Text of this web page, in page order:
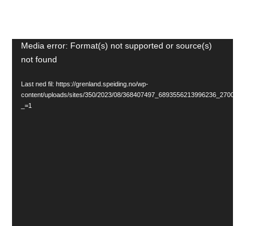
Videoavspiller
Media error: Format(s) not supported or source(s)
not found
Last ned fil: https://grenland.speiding.no/wp-
content/uploads/sites/350/2023/08/
_=1